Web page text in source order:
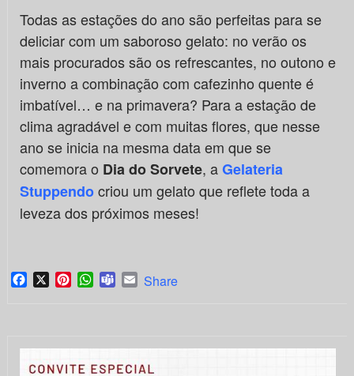
Todas as estações do ano são perfeitas para se
deliciar com um saboroso gelato: no verão os
mais procurados são os refrescantes, no outono e
inverno a combinação com cafezinho quente é
imbatível… e na primavera? Para a estação de
clima agradável e com muitas flores, que nesse
ano se inicia na mesma data em que se
comemora o Dia do Sorvete, aGelateria
Stuppendocriou um gelato que reflete toda a
leveza dos próximos meses!
Facebook
X PinterestWhatsApp
TeamsEmail
Share